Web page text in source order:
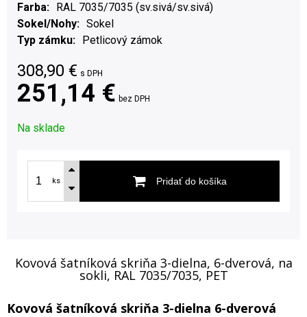
Farba
RAL 7035/7035 (sv.sivá/sv.sivá)
Sokel/Nohy
Sokel
Typ zámku
Petlicový zámok
308,90 € s DPH
251,14 € bez DPH
Na sklade
ks Pridať do košíka
Kovová šatníková skriňa 3-dielna, 6-dverová, na
sokli, RAL 7035/7035, PET
Kovová šatníková skriňa 3-dielna 6-dverová